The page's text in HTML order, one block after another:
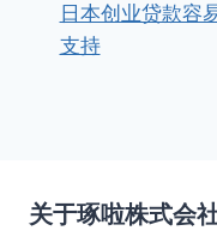
日本创业贷款容
支持
关于琢啦株式会